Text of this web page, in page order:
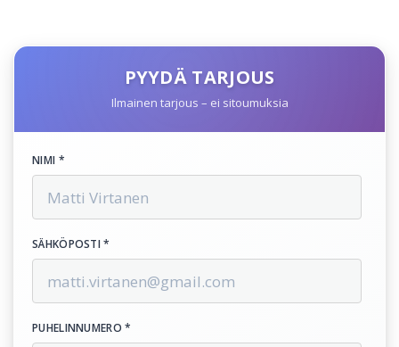
PYYDÄ TARJOUS
Ilmainen tarjous – ei sitoumuksia
NIMI *
SÄHKÖPOSTI *
PUHELINNUMERO *